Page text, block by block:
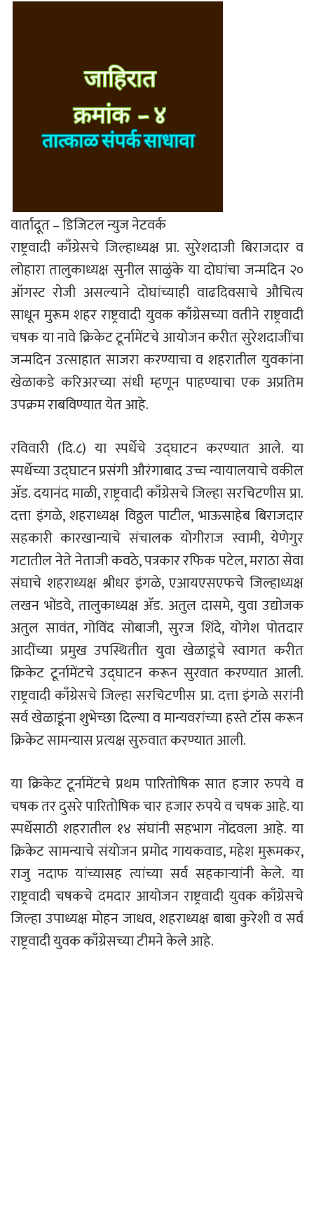
वार्तादूत – डिजिटल न्युज नेटवर्क
राष्ट्रवादी काँग्रेसचे जिल्हाध्यक्ष प्रा. सुरेशदाजी बिराजदार व
लोहारा तालुकाध्यक्ष सुनील साळुंके या दोघांचा जन्मदिन २०
ऑगस्ट रोजी असल्याने दोघांच्याही वाढदिवसाचे औचित्य
साधून मुरूम शहर राष्ट्रवादी युवक काँग्रेसच्या वतीने राष्ट्रवादी
चषक या नावे क्रिकेट टूर्नामेंटचे आयोजन करीत सुरेशदाजींचा
जन्मदिन उत्साहात साजरा करण्याचा व शहरातील युवकांना
खेळाकडे करिअरच्या संधी म्हणून पाहण्याचा एक अप्रतिम
उपक्रम राबविण्यात येत आहे.
रविवारी (दि.८) या स्पर्धेचे उद्घाटन करण्यात आले. या
स्पर्धेच्या उद्घाटन प्रसंगी औरंगाबाद उच्च न्यायालयाचे वकील
ॲड. दयानंद माळी, राष्ट्रवादी काँग्रेसचे जिल्हा सरचिटणीस प्रा.
दत्ता इंगळे, शहराध्यक्ष विठ्ठल पाटील, भाऊसाहेब बिराजदार
सहकारी कारखान्याचे संचालक योगीराज स्वामी, येणेगुर
गटातील नेते नेताजी कवठे, पत्रकार रफिक पटेल, मराठा सेवा
संघाचे शहराध्यक्ष श्रीधर इंगळे, एआयएसएफचे जिल्हाध्यक्ष
लखन भोंडवे, तालुकाध्यक्ष ॲड. अतुल दासमे, युवा उद्योजक
अतुल सावंत, गोविंद सोबाजी, सुरज शिंदे, योगेश पोतदार
आदींच्या प्रमुख उपस्थितीत युवा खेळाडूंचे स्वागत करीत
क्रिकेट टूर्नामेंटचे उद्घाटन करून सुरवात करण्यात आली.
राष्ट्रवादी काँग्रेसचे जिल्हा सरचिटणीस प्रा. दत्ता इंगळे सरांनी
सर्व खेळाडूंना शुभेच्छा दिल्या व मान्यवरांच्या हस्ते टॉस करून
क्रिकेट सामन्यास प्रत्यक्ष सुरुवात करण्यात आली.
या क्रिकेट टूर्नामेंटचे प्रथम पारितोषिक सात हजार रुपये व
चषक तर दुसरे पारितोषिक चार हजार रुपये व चषक आहे. या
स्पर्धेसाठी शहरातील १४ संघांनी सहभाग नोंदवला आहे. या
क्रिकेट सामन्याचे संयोजन प्रमोद गायकवाड, महेश मुरूमकर,
राजु नदाफ यांच्यासह त्यांच्या सर्व सहकाऱ्यांनी केले. या
राष्ट्रवादी चषकचे दमदार आयोजन राष्ट्रवादी युवक काँग्रेसचे
जिल्हा उपाध्यक्ष मोहन जाधव, शहराध्यक्ष बाबा कुरेशी व सर्व
राष्ट्रवादी युवक काँग्रेसच्या टीमने केले आहे.